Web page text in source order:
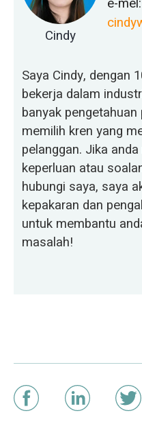
Cindy
Saya Cindy, dengan
bekerja dalam
banyak
memilih kren yang
pelanggan. Jika
keperluan atau
hubungi saya, saya
kepakaran dan
untuk membantu
masalah!